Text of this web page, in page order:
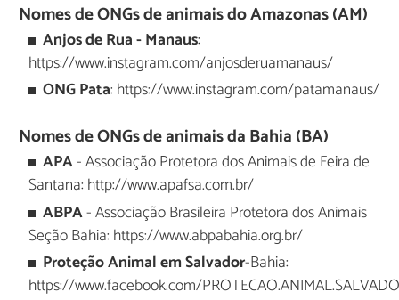
Nomes de ONGs de animais do Amazonas (AM)
Anjos de Rua - Manaus:
https://www.instagram.com/anjosderuamanaus/
ONG Pata: https://www.instagram.com/patamanaus/
Nomes de ONGs de animais da Bahia (BA)
APA- Associação Protetora dos Animais de Feira de
Santana: http://www.apafsa.com.br/
ABPA- Associação Brasileira Protetora dos Animais
Seção Bahia: https://www.abpabahia.org.br/
Proteção Animal em Salvador-Bahia:
https://www.facebook.com/